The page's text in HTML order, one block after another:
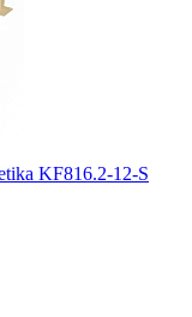
KF816.2-12-S